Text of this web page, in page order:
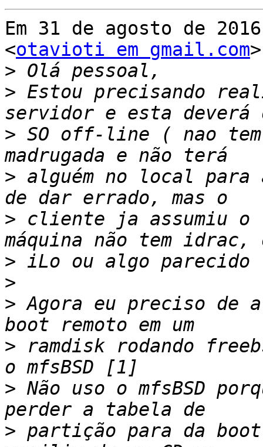
Em 31 de agosto de
<otavioti em gmail.com
>
> Estou precisando
> SO off-line ( nao
> alguém no local
> cliente ja assumiu
>
>
> Agora eu preciso de
> ramdisk rodando
> Não uso o mfsBSD
> partição para da boot